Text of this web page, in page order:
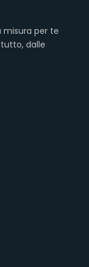
misura per te
dalle